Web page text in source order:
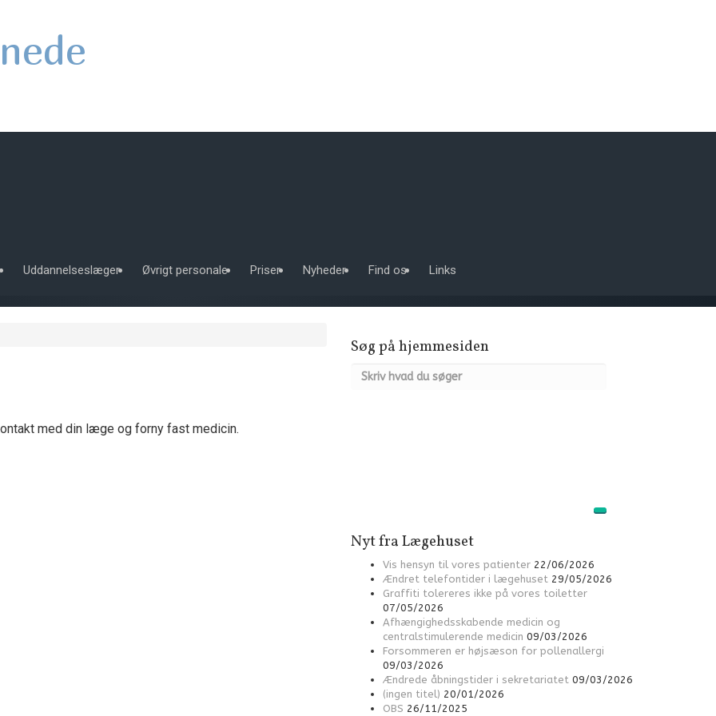
Uddannelseslæger Øvrigt personale Priser Nyheder Find os Links
med din læge og forny fast medicin.
Søg på hjemmesiden
Nyt fra Lægehuset
Vis hensyn til vores patienter 22/06/2026
Ændret telefontider i lægehuset 29/05/2026
Graffiti tolereres ikke på vores toiletter
07/05/2026
Afhængighedsskabende medicin og
centralstimulerende medicin 09/03/2026
Forsommeren er højsæson for pollenallergi
09/03/2026
Ændrede åbningstider i sekretariatet 09/03/2026
(ingen titel) 20/01/2026
OBS 26/11/2025